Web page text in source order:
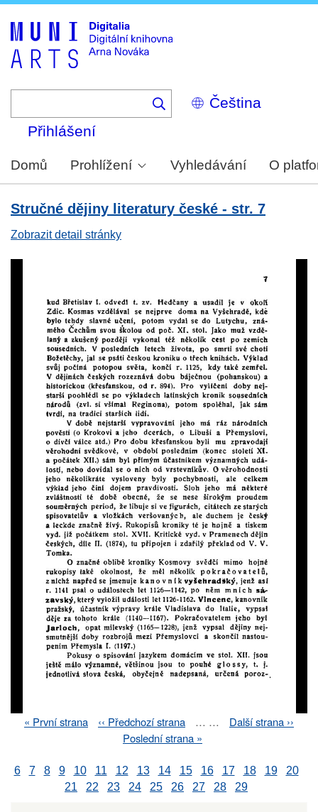
Select
your
Přihlášení
Domů Prohlížení Vyhledávání O
Stručné dějiny literatury české - str. 7
Zobrazit detail stránky
First
« První strana
Previous
‹‹ Předchozí strana … …
Next
Další strana ››
Last
Poslední strana »
6 7 8 9 10 11 12 13 14 15 16 17 18 19
20
21
22 23 24 25 26 27 28 29